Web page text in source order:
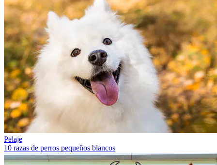
Pelaje
10 razas de perros pequeños blancos